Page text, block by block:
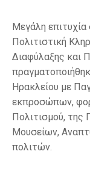
Μεγάλη επιτυχία
Πολιτιστική
Διαφύλαξης και
Ηρακλείου με
εκπροσώπων,
Πολιτισμού, της
Μουσείων,
πολιτών.